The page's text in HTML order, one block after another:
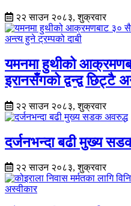
२२ साउन २०८३, शुक्रवार
यमनमा हुथीको
इरानसँगको द्वन्द्व छिट्टै
२२ साउन २०८३, शुक्रवार
दर्जनभन्दा बढी मुख्य
२२ साउन २०८३, शुक्रवार